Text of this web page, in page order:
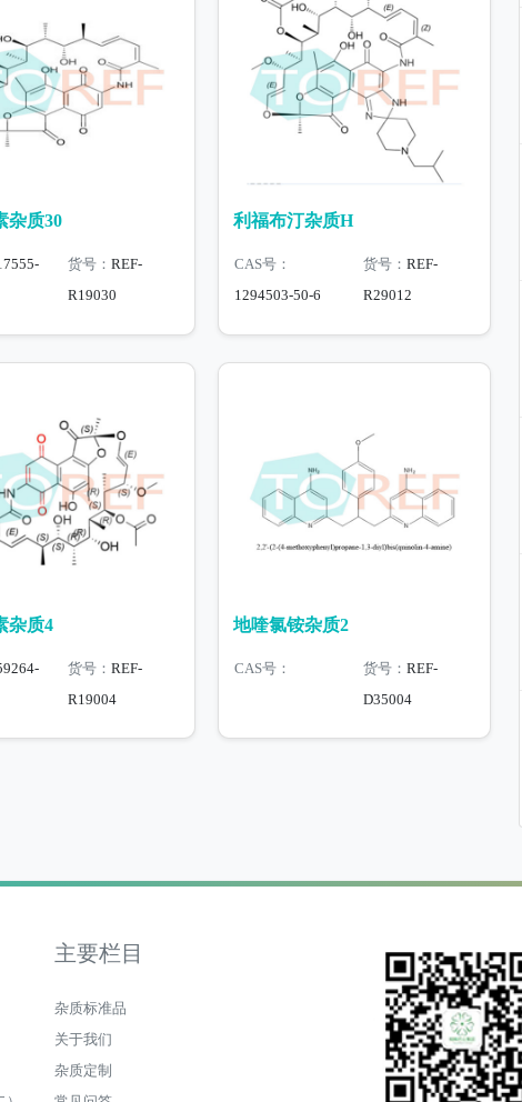
杂质30
货号： REF-
R19030
利福布汀杂质H
CAS号：
1294503-50-6
货号： REF-
R29012
杂质4
货号： REF-
R19004
地喹氯铵杂质2
CAS号： 货号： REF-
D35004
主要栏目
杂质标准品
关于我们
杂质定制